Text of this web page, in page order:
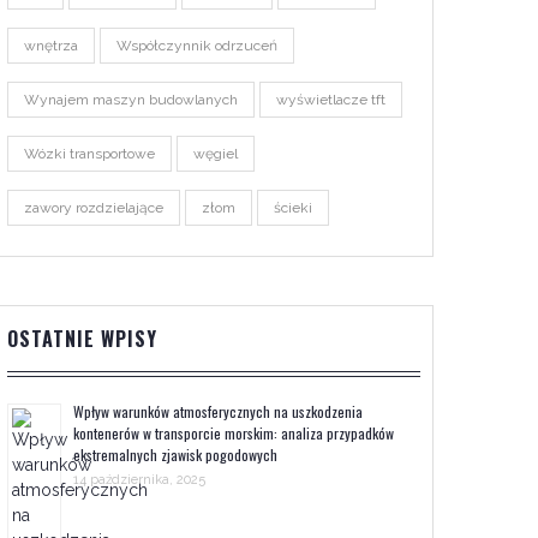
wnętrza Współczynnik odrzuceń
Wynajem maszyn budowlanych wyświetlacze tft
Wózki transportowe węgiel
zawory rozdzielające złom ścieki
OSTATNIE WPISY
Wpływ warunków atmosferycznych na uszkodzenia
kontenerów w transporcie morskim: analiza przypadków
ekstremalnych zjawisk pogodowych
14 października, 2025